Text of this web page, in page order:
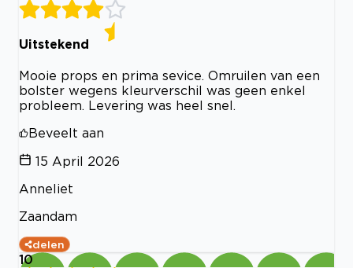
Uitstekend
Mooie props en prima sevice. Omruilen van een
bolster wegens kleurverschil was geen enkel
probleem. Levering was heel snel.
Beveelt aan
15 April 2026
Anneliet
Zaandam
delen
10